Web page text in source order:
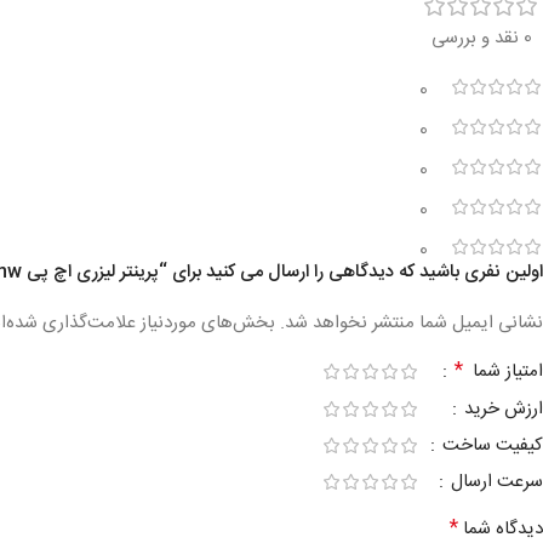
0 نقد و بررسی
0
0
0
0
0
اولین نفری باشید که دیدگاهی را ارسال می کنید برای “پرینتر لیزری اچ پی HP LaserJet Pro MFP M26nw”
نشانی ایمیل شما منتشر نخواهد شد. بخش‌های موردنیاز علامت‌گذاری
امتیاز شما *
ارزش خرید
کیفیت ساخت
سرعت ارسال
دیدگاه شما *